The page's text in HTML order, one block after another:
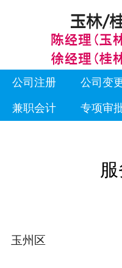
公司注册 公司变
兼职会计 专项审
玉州区